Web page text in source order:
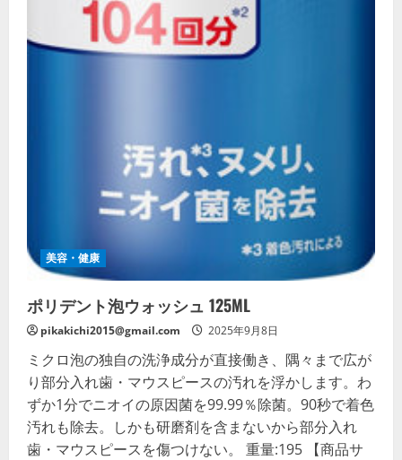
美容・健康
ポリデント泡ウォッシュ 125ML
pikakichi2015@gmail.com 2025年9月8日
ミクロ泡の独自の洗浄成分が直接働き、隅々まで広が
り部分入れ歯・マウスピースの汚れを浮かします。わ
ずか1分でニオイの原因菌を99.99％除菌。90秒で着色
汚れも除去。しかも研磨剤を含まないから部分入れ
歯・マウスピースを傷つけない。 重量:195 【商品サ